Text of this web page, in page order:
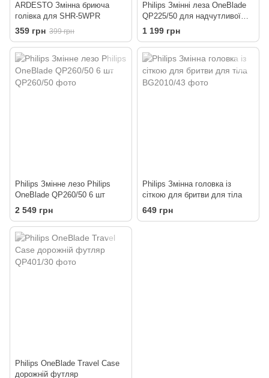
ARDESTO Змінна бриюча
голівка для SHR-5WPR
359 грн 399 грн
Philips Змінні леза OneBlade
QP225/50 для надчутливої
шкіри 2 шт
1 199 грн
Philips Змінне лезо Philips
OneBlade QP260/50 6 шт
2 549 грн
Philips Змінна головка із
сіткою для бритви для тіла
649 грн
Philips OneBlade Travel Case
дорожній футляр